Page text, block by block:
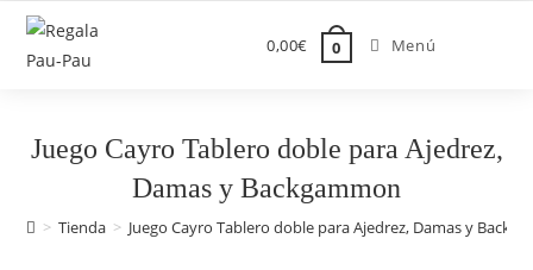
Saltar
contenido
0,00€ 0 Menú
Juego Cayro Tablero doble para Ajedrez,
Damas y Backgammon
> Tienda > Juego Cayro Tablero doble para Ajedrez, Damas y